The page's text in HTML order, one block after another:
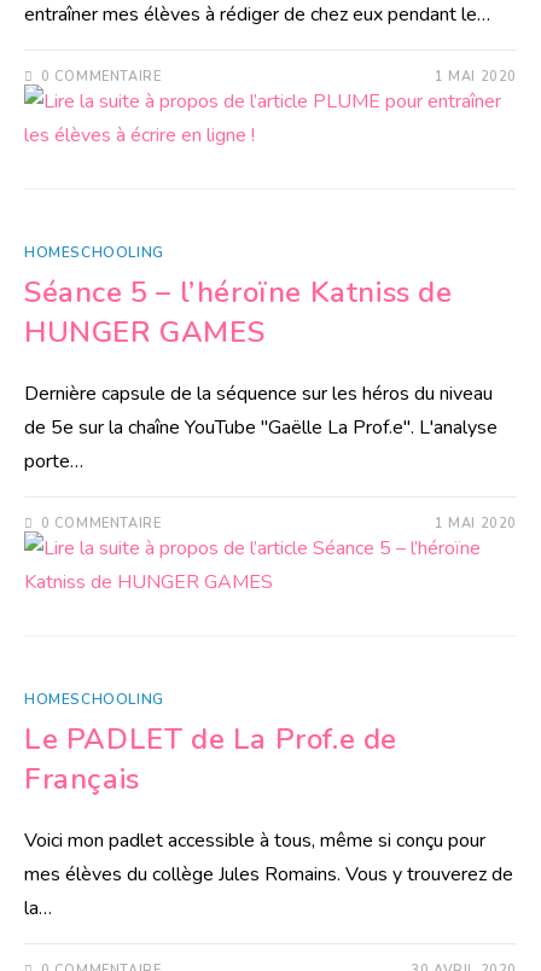
entraîner mes élèves à rédiger de chez eux pendant le…
0 COMMENTAIRE 1 MAI 2020
HOMESCHOOLING
Séance 5 – l’héroïne Katniss de
HUNGER GAMES
Dernière capsule de la séquence sur les héros du niveau
de 5e sur la chaîne YouTube "Gaëlle La Prof.e". L'analyse
porte…
0 COMMENTAIRE 1 MAI 2020
HOMESCHOOLING
Le PADLET de La Prof.e de
Français
Voici mon padlet accessible à tous, même si conçu pour
mes élèves du collège Jules Romains. Vous y trouverez de
la…